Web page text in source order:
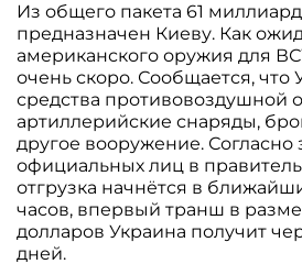
Из общего пакета 61
предназначен Киеву. Как
американского оружия для
очень скоро. Сообщается, что
средства противовоздушной
артиллерийские снаряды,
другое вооружение. Согласно
официальных лиц в
отгрузка начнётся в
часов, впервый транш в
долларов Украина получит
дней.